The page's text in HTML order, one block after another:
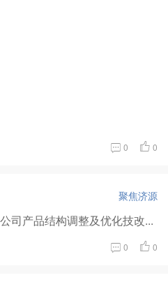
0 0
聚焦济源
司产品结构调整及优化技改...
0 0